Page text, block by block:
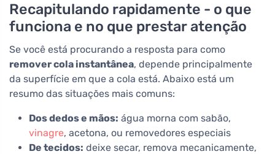
Recapitulando rapidamente - o que
funciona e no que prestar atenção
Se você está procurando a resposta para como
remover cola instantânea, depende principalmente
da superfície em que a cola está. Abaixo está um
resumo das situações mais comuns:
Dos dedos e mãos: água morna com sabão,
vinagre, acetona, ou removedores especiais
De tecidos: deixe secar, remova mecanicamente,